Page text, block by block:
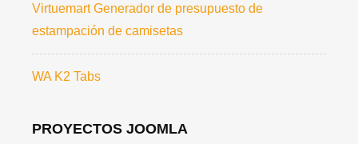
Virtuemart Generador de presupuesto de
estampación de camisetas
WA K2 Tabs
PROYECTOS JOOMLA